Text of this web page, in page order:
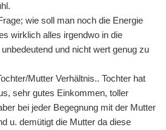
wie soll man noch die Energie
wirklich alles irgendwo in die
und nicht wert genug zu
Mutter Verhältnis.. Tochter hat
sehr gutes Einkommen, toller
bei jeder Begegnung mit der Mutter
u. demütigt die Mutter da diese